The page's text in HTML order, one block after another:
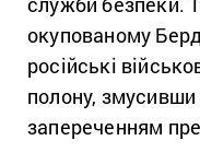
окупованому
російські
полону, змусивши
запереченням